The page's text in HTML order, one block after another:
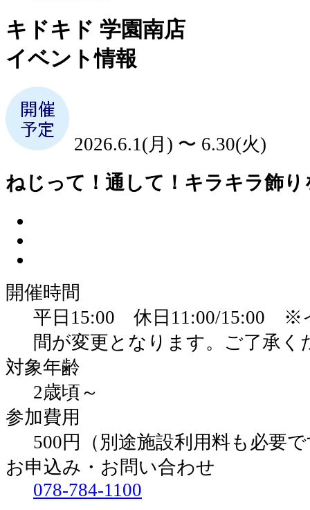
キドキド 学園南店
イベント情報
2026.6.1(月) 〜 6.30(火)
ねじって！通して！キラキラ飾
開催時間
平日15:00 休日11:00/15:00 ※
間が変更となります。ご了承く
対象年齢
2歳頃～
参加費用
500円（別途施設利用料も必要
お申込み・お問い合わせ
078-784-1100